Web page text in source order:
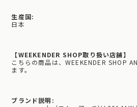
生産国:
日本
【WEEKENDER SHOP取り扱い店舗】
こちらの商品は、WEEKENDER SHOP
ます。
ブランド説明: